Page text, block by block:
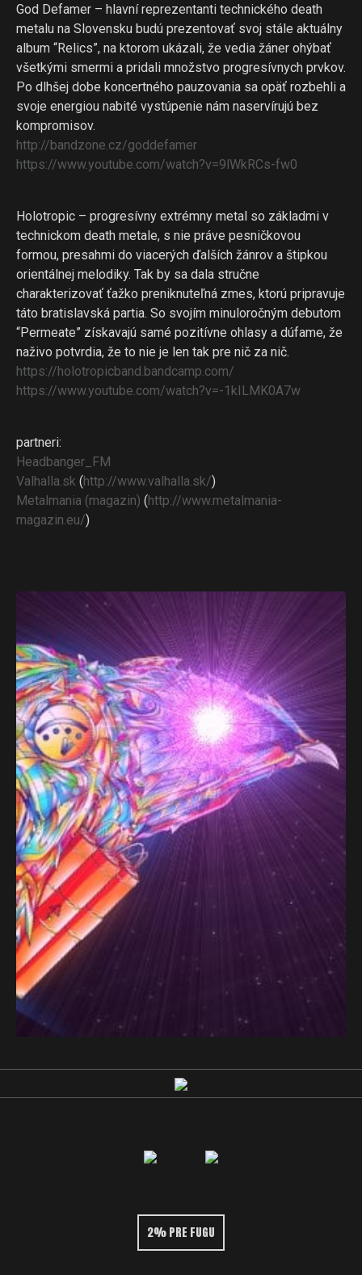
God Defamer – hlavní reprezentanti technického death
metalu na Slovensku budú prezentovať svoj stále aktuálny
album “Relics”, na ktorom ukázali, že vedia žáner ohýbať
všetkými smermi a pridali množstvo progresívnych prvkov.
Po dlhšej dobe koncertného pauzovania sa opäť rozbehli a
svoje energiou nabité vystúpenie nám naservírujú bez
kompromisov.
http://bandzone.cz/goddefamer
https://www.youtube.com/watch?v=9lWkRCs-fw0
Holotropic – progresívny extrémny metal so základmi v
technickom death metale, s nie práve pesničkovou
formou, presahmi do viacerých ďalších žánrov a štipkou
orientálnej melodiky. Tak by sa dala stručne
charakterizovať ťažko preniknuteľná zmes, ktorú pripravuje
táto bratislavská partia. So svojím minuloročným debutom
“Permeate” získavajú samé pozitívne ohlasy a dúfame, že
naživo potvrdia, že to nie je len tak pre nič za nič.
https://holotropicband.bandcamp.com/
https://www.youtube.com/watch?v=-1kILMK0A7w
partneri:
Headbanger_FM
Valhalla.sk (http://www.valhalla.sk/)
Metalmania (magazin) (http://www.metalmania-
magazin.eu/)
2% PRE FUGU